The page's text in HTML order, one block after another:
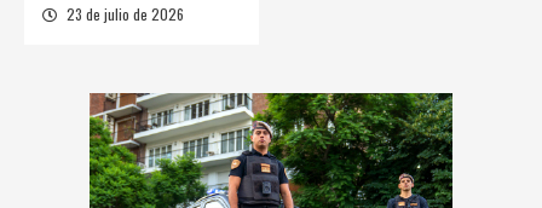
23 de julio de 2026